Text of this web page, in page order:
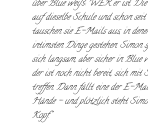
über Blue weiß: WER er ist. Die
auf dieselbe Schule und schon
tauschen sie E-Mails aus, in
intimsten Dinge gestehen. Simon
sich langsam, aber sicher in Blue
der ist noch nicht bereit, sich mit
treffen. Dann fällt eine der E-
Hände – und plötzlich steht
Kopf.